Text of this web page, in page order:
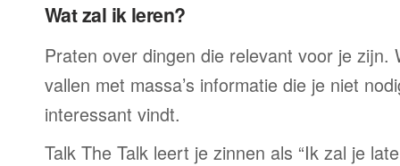
Wat zal ik leren?
Praten over dingen die relevant voor je zijn.
vallen met massa’s informatie die je niet
interessant vindt.
Talk The Talk leert je zinnen als “Ik zal je